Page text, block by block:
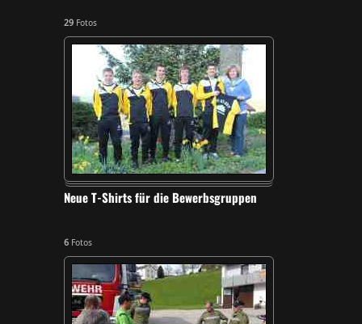
29 Fotos
Neue T-Shirts für die Bewerbsgruppen
6 Fotos